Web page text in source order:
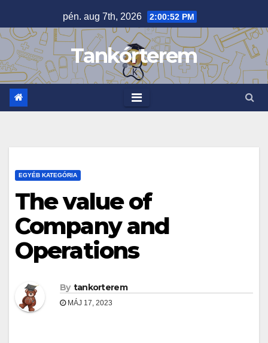
to
content
pén. aug 7th, 2026 2:00:52 PM
Tankórterem
EGYÉB KATEGÓRIA
The value of
Company and
Operations
By tankorterem
MÁJ 17, 2023